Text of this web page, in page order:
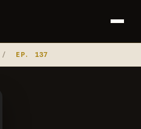
/ EP. 137